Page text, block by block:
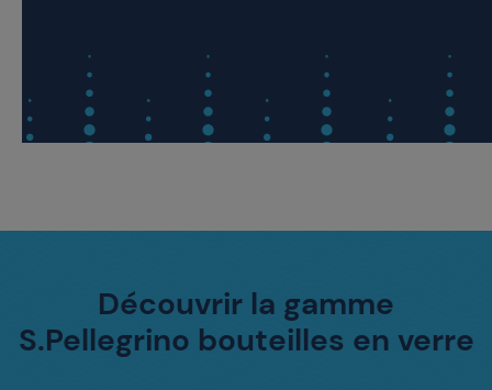
Découvrir la gamme
S.Pellegrino bouteilles en verre